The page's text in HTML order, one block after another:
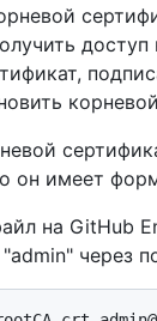
он имеет
на GitHub
через